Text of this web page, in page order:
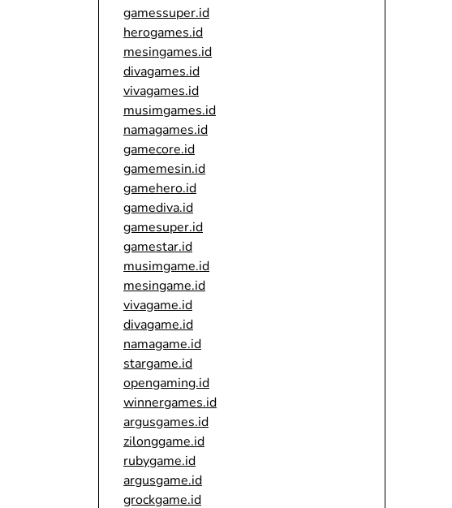
gamessuper.id
herogames.id
mesingames.id
divagames.id
vivagames.id
musimgames.id
namagames.id
gamecore.id
gamemesin.id
gamehero.id
gamediva.id
gamesuper.id
gamestar.id
musimgame.id
mesingame.id
vivagame.id
divagame.id
namagame.id
stargame.id
opengaming.id
winnergames.id
argusgames.id
zilonggame.id
rubygame.id
argusgame.id
grockgame.id